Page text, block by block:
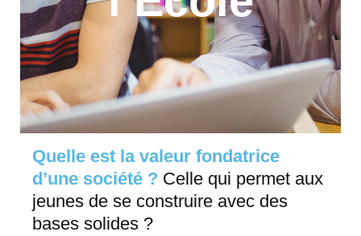
Quelle est la valeur fondatrice
d’une société ? Celle qui permet aux
jeunes de se construire avec des
bases solides ?​